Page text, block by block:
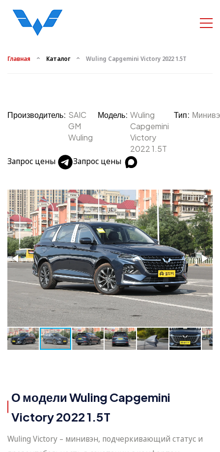
Главная Каталог Wuling Capgemini Victory 2022 1.5T
Производитель: SAIC
GM
Wuling
Модель: Wuling
Capgemini
Victory
2022 1.5T
Тип:
Запрос цены Запрос цены
О модели Wuling Capgemini
Victory 2022 1.5T
Wuling Victory – минивэн, подчеркивающий статус и